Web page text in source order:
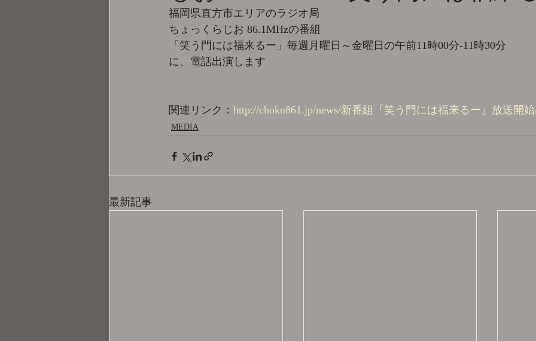
福岡県直方市エリアのラジオ局
ちょっくらじお 86.1MHzの番組
「笑う門には福来るー」毎週月曜日～金曜日の午前11時00分-11時30分
に、電話出演します
関連リンク： http://choku861.jp/news/新番組『笑う門には福来るー』放送開
MEDIA
最新記事